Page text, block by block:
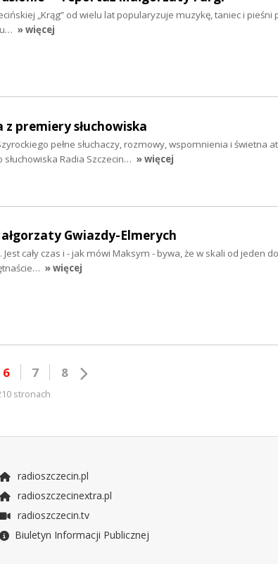
„Krąg” od wielu lat popularyzuje muzykę, taniec i pieśni
» więcej
premiery słuchowiska
pełne słuchaczy, rozmowy, wspomnienia i świetna
Radia Szczecin… » więcej
Gwiazdy-Elmerych
cały czas i - jak mówi Maksym - bywa, że w skali od jeden
» więcej
6 7 8
stronach
radioszczecin.pl
radioszczecinextra.pl
radioszczecin.tv
Biuletyn Informacji Publicznej